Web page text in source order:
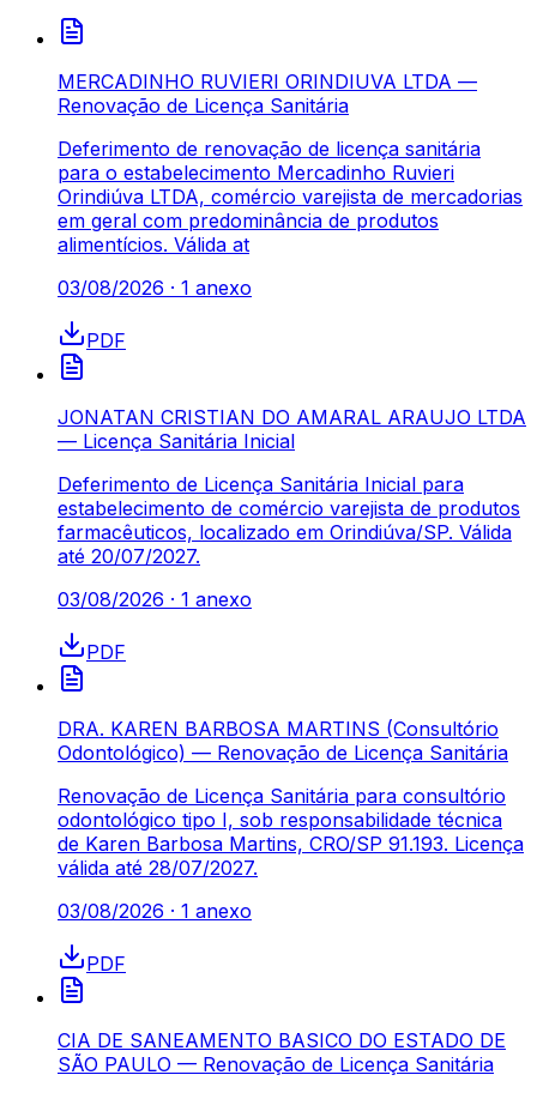
MERCADINHO RUVIERI ORINDIUVA LTDA —
Renovação de Licença Sanitária
Deferimento de renovação de licença sanitária
para o estabelecimento Mercadinho Ruvieri
Orindiúva LTDA, comércio varejista de mercadorias
em geral com predominância de produtos
alimentícios. Válida at
03/08/2026 · 1 anexo
PDF
JONATAN CRISTIAN DO AMARAL ARAUJO LTDA
— Licença Sanitária Inicial
Deferimento de Licença Sanitária Inicial para
estabelecimento de comércio varejista de produtos
farmacêuticos, localizado em Orindiúva/SP. Válida
até 20/07/2027.
03/08/2026 · 1 anexo
PDF
DRA. KAREN BARBOSA MARTINS (Consultório
Odontológico) — Renovação de Licença Sanitária
Renovação de Licença Sanitária para consultório
odontológico tipo I, sob responsabilidade técnica
de Karen Barbosa Martins, CRO/SP 91.193. Licença
válida até 28/07/2027.
03/08/2026 · 1 anexo
PDF
CIA DE SANEAMENTO BASICO DO ESTADO DE
SÃO PAULO — Renovação de Licença Sanitária